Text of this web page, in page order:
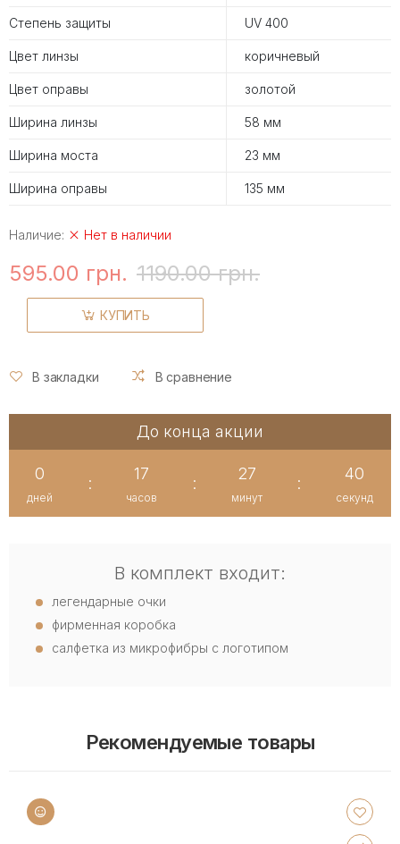
Степень защиты UV 400
Цвет линзы коричневый
Цвет оправы золотой
Ширина линзы 58 мм
Ширина моста 23 мм
Ширина оправы 135 мм
Наличие: Нет в наличии
595.00 грн. 1190.00 грн.
КУПИТЬ
В закладки В сравнение
До конца акции
0
дней
:
17
часов
:
27
минут
:
39
секунд
В комплект входит:
легендарные очки
фирменная коробка
салфетка из микрофибры с логотипом
Рекомендуемые товары